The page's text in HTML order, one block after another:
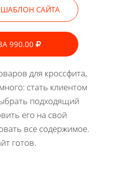
САЙТА
990.00
для кроссфита,
стать клиентом
подходящий
его на свой
все содержимое.
готов.